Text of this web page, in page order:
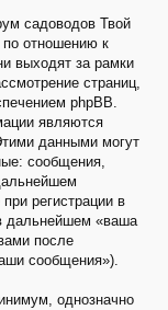
садоводов Твой
отношению к
выходят за рамки
страниц,
phpBB.
являются
данными могут
сообщения,
регистрации в
дальнейшем «ваша
после
сообщения»).
однозначно